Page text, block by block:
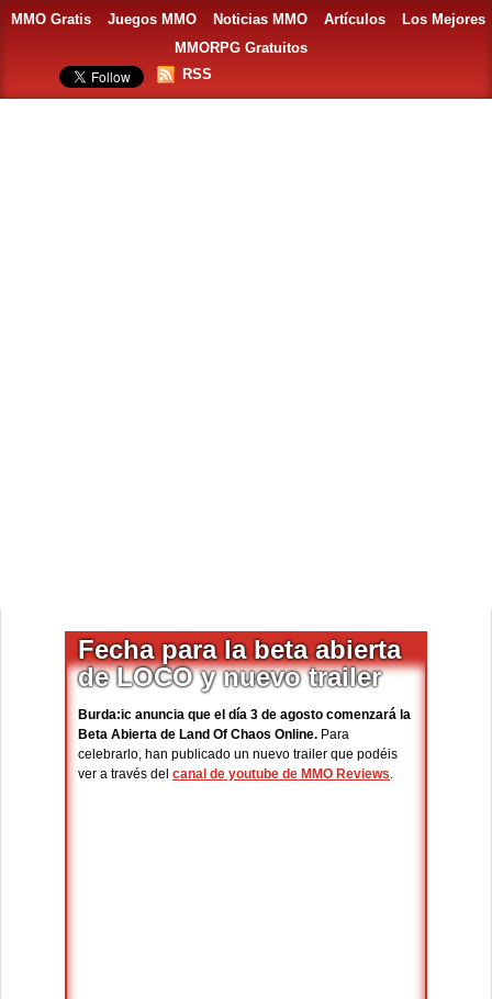
MMO Gratis Juegos MMO Noticias MMO Artículos
Los Mejores
MMORPG Gratuitos
RSS
Fecha para la beta abierta
de LOCO y nuevo trailer
Burda:ic anuncia que el día 3 de agosto comenzará la
Beta Abierta de Land Of Chaos Online. Para
celebrarlo, han publicado un nuevo trailer que podéis
ver a través del canal de youtube de MMO Reviews.